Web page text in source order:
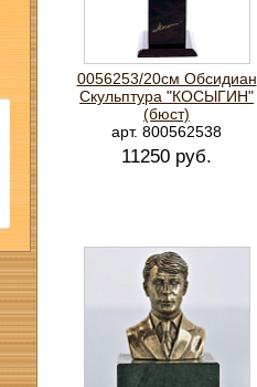
0056253/20см Обсидиан
Скульптура "КОСЫГИН"
(бюст)
арт. 800562538
11250 руб.